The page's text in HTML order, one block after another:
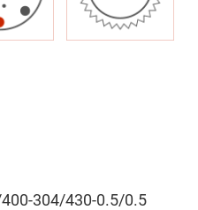
304/430-0.5/0.5